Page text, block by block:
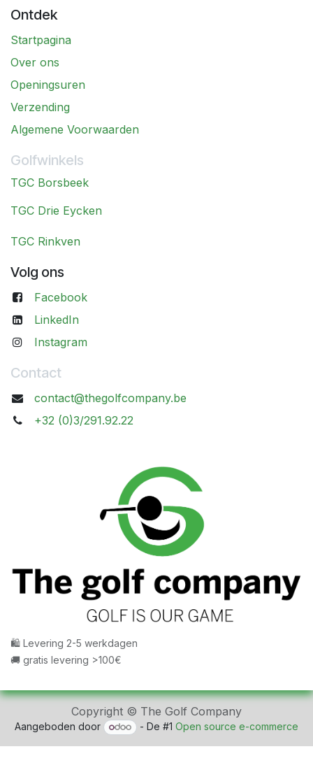
Ontdek
Startpagina
Over ons
Openingsuren
Verzending
Algemene Voorwaarden
Golfwinkels
TGC Borsbeek
TGC Drie Eycken
TGC Rinkven
Volg ons
Facebook
LinkedIn
Instagram
Contact
contact@thegolfcompany.be
+32 (0)3/291.92.22
🛍 Levering 2-5 werkdagen
🚚 gratis levering >100€
Copyright © The Golf Company
Aangeboden door - De #1Open source e-commerce